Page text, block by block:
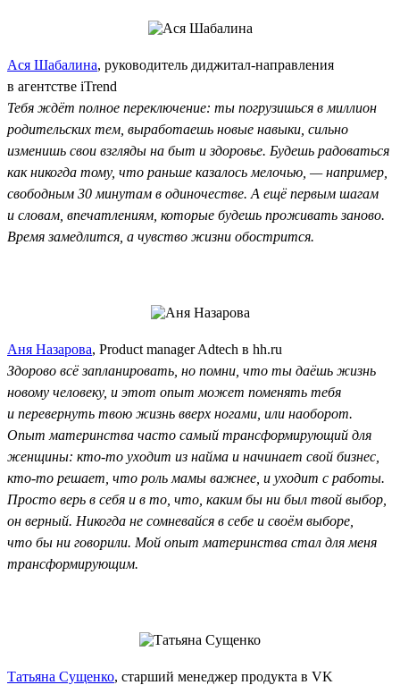
Ася Шабалина, руководитель диджитал-направления
в агентстве iTrend
Тебя ждёт полное переключение: ты погрузишься в миллион
родительских тем, выработаешь новые навыки, сильно
изменишь свои взгляды на быт и здоровье. Будешь радоваться
как никогда тому, что раньше казалось мелочью, — например,
свободным 30 минутам в одиночестве. А ещё первым шагам
и словам, впечатлениям, которые будешь проживать заново.
Время замедлится, а чувство жизни обострится.
Аня Назарова, Product manager Adtech в hh.ru
Здорово всё запланировать, но помни, что ты даёшь жизнь
новому человеку, и этот опыт может поменять тебя
и перевернуть твою жизнь вверх ногами, или наоборот.
Опыт материнства часто самый трансформирующий для
женщины: кто-то уходит из найма и начинает свой бизнес,
кто-то решает, что роль мамы важнее, и уходит с работы.
Просто верь в себя и в то, что, каким бы ни был твой выбор,
он верный. Никогда не сомневайся в себе и своём выборе,
что бы ни говорили. Мой опыт материнства стал для меня
трансформирующим.
Татьяна Сущенко, старший менеджер продукта в VK